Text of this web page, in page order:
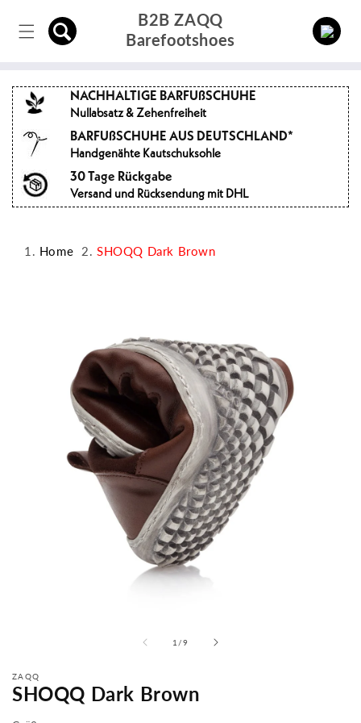
Inhalt
B2B ZAQQ
Barefootshoes
Einloggen
NACHHALTIGE BARFUßSCHUHE
Nullabsatz & Zehenfreiheit
BARFUßSCHUHE AUS DEUTSCHLAND*
Handgenähte Kautschuksohle
30 Tage Rückgabe
Versand und Rücksendung mit DHL
Home SHOQQ Dark Brown
1 /von
9
ZAQQ
SHOQQ Dark Brown